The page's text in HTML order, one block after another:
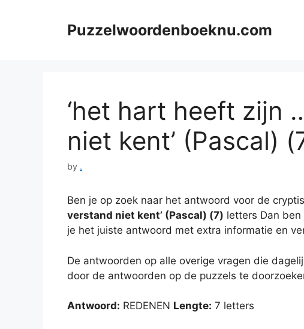
Puzzelwoordenboeknu.com
‘het hart heeft zijn
niet kent’ (Pascal)
by .
Ben je op zoek naar het antwoord voor de
verstand niet kent’ (Pascal) (7) letters Dan
je het juiste antwoord met extra informatie en
De antwoorden op alle overige vragen die
door de antwoorden op de puzzels te
Antwoord: REDENEN Lengte: 7 letters